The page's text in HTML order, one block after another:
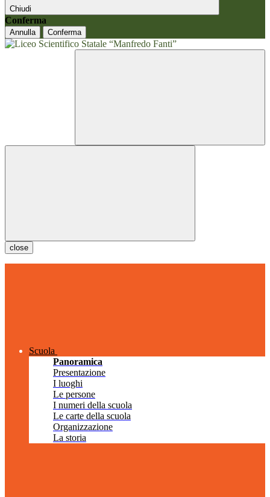
Chiudi
Conferma
Annulla Conferma
close
Scuola
Panoramica
Presentazione
I luoghi
Le persone
I numeri della scuola
Le carte della scuola
Organizzazione
La storia